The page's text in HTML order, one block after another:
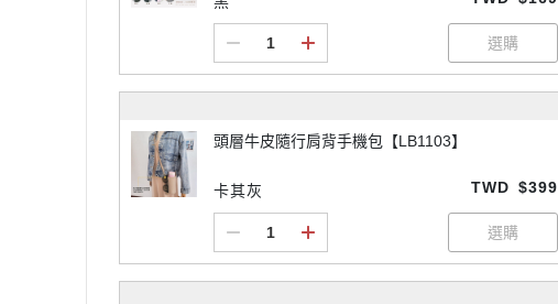
頭層牛皮隨行肩背手機包【LB1103】
卡其灰 TWD $399